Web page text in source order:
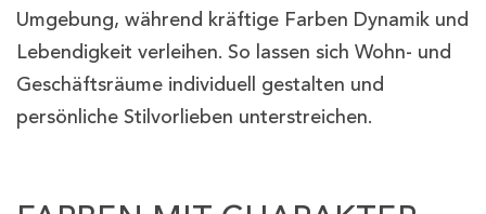
Umgebung, während kräftige Farben Dynamik und
Lebendigkeit verleihen. So lassen sich Wohn- und
Geschäftsräume individuell gestalten und
persönliche Stilvorlieben unterstreichen.